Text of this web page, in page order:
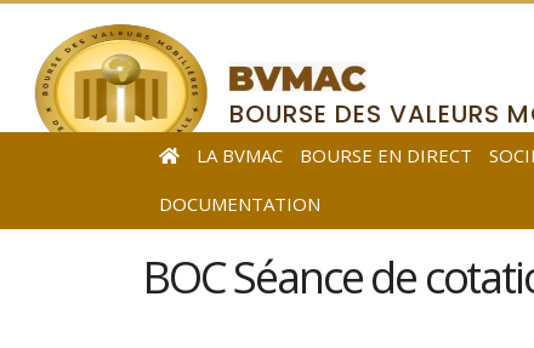
BOURSE DES VALEURS
DE L’AFRIQUE CENTRALE
LA BVMAC BOURSE EN DIRECT
DOCUMENTATION
BOC Séance de